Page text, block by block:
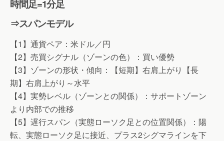
時間足=1分足
⇒スパンモデル
【1】通貨ペア：米ドル／円
【2】売買シグナル（ゾーンの色）：買い優勢
【3】ゾーンの形状・傾向：【短期】右肩上がり【長
期】右肩上がり～水平
【4】実勢レベル（ゾーンとの関係）：サポートゾーン
より内部での推移
【5】遅行スパン（実態ローソク足との位置関係）：陽
転、実態ローソク足に接近、プラス2シグマラインを下